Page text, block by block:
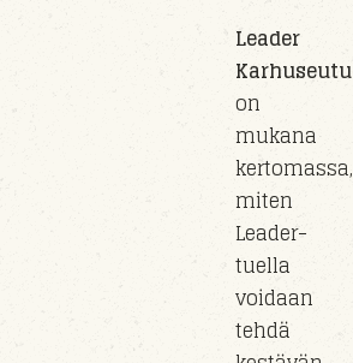
Leader
Karhuseutu
on
mukana
kertomassa,
miten
Leader-
tuella
voidaan
tehdä